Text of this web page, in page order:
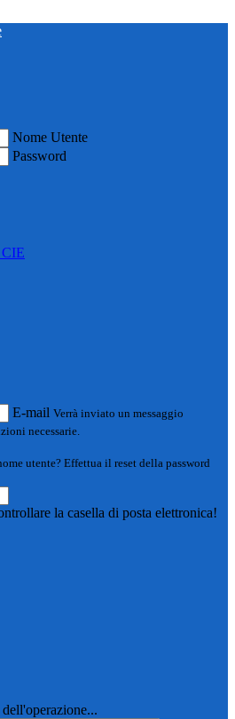
Nome Utente
Password
E-mail Verrà inviato un messaggio
necessarie.
utente? Effettua il reset della password
la casella di posta elettronica!